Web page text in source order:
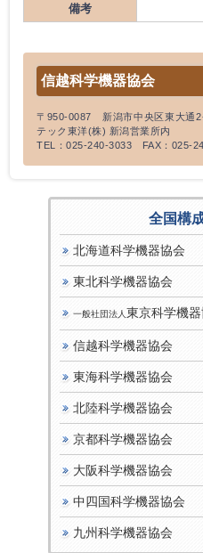
備考
信越科学機器協会
〒950-0087 新潟市中央区東大通
テック東洋(株) 新潟営業所内
TEL：025-240-3033 FAX：025-
全国構
北海道科学機器協会
東北科学機器協会
一般社団法人 東京科学機
信越科学機器協会
東海科学機器協会
北陸科学機器協会
京都科学機器協会
大阪科学機器協会
中四国科学機器協会
九州科学機器協会